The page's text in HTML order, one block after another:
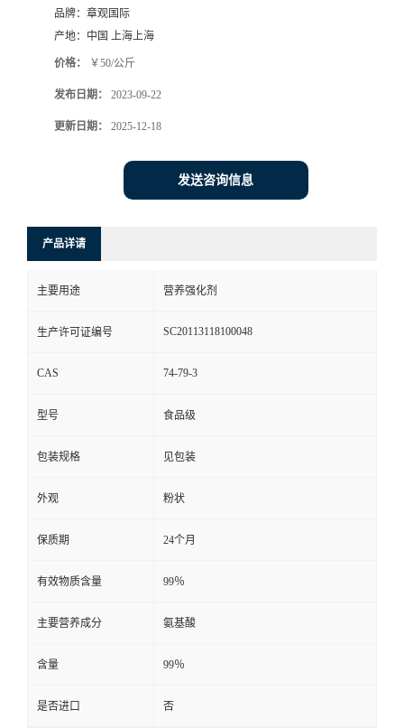
品牌： 章观国际
产地： 中国 上海上海
价格： ￥50/公斤
发布日期： 2023-09-22
更新日期： 2025-12-18
发送咨询信息
产品详请
主要用途 营养强化剂
生产许可证编号 SC20113118100048
CAS 74-79-3
型号 食品级
包装规格 见包装
外观 粉状
保质期 24个月
有效物质含量 99％
主要营养成分 氨基酸
含量 99％
是否进口 否